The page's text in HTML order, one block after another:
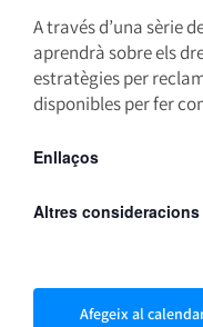
A través d’una sèrie
aprendrà sobre els
estratègies per
disponibles per fer
Enllaços
Altres consideracions
Afegeix al